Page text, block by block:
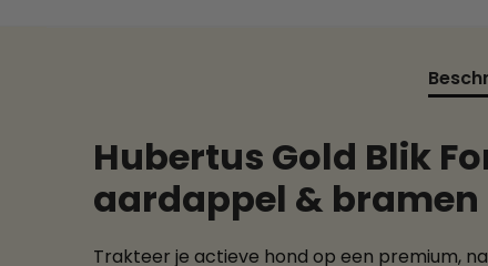
Hubertus Gold Blik
aardappel & bramen
Trakteer je actieve hond op een premium,